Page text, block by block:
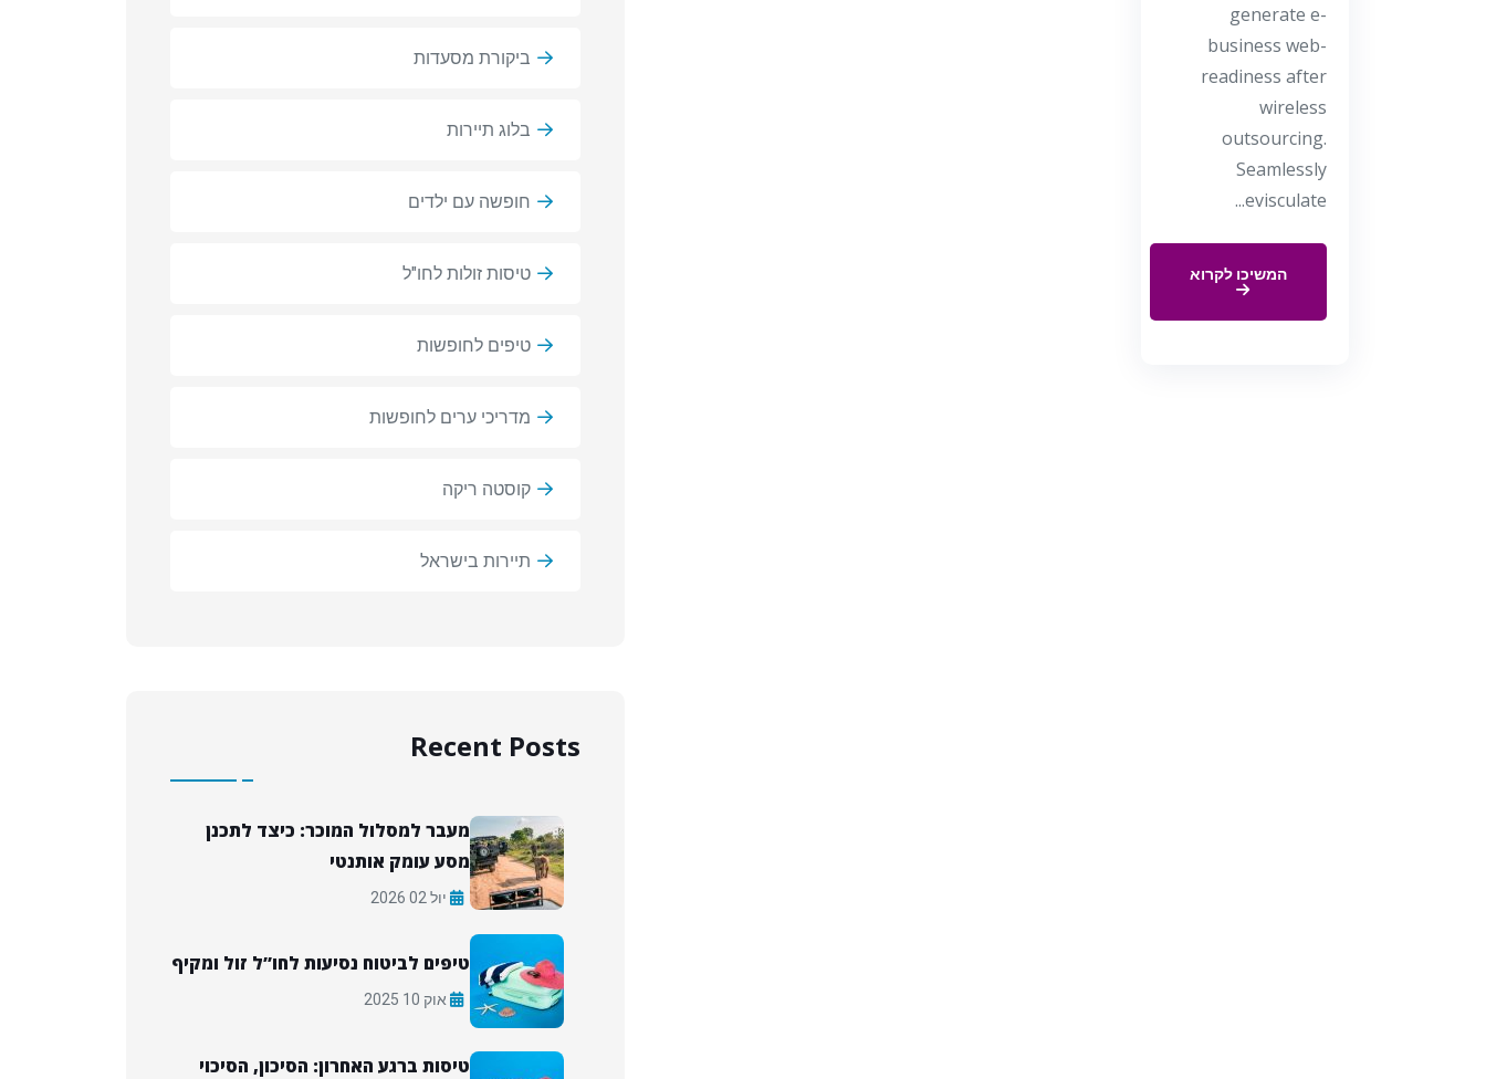
generate e-
business web-
readiness after
wireless
outsourcing.
Seamlessly
evisculate...
המשיכו לקרוא
ביקורת מסעדות
בלוג תיירות
חופשה עם ילדים
טיסות זולות לחו"ל
טיפים לחופשות
מדריכי ערים לחופשות
קוסטה ריקה
תיירות בישראל
Recent Posts
מעבר למסלול המוכר: כיצד לתכנן
מסע עומק אותנטי
יול 02 2026
טיפים לביטוח נסיעות לחו”ל זול ומקיף
אוק 10 2025
טיסות ברגע האחרון: הסיכון, הסיכוי